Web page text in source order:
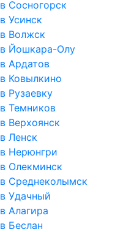
в Сосногорск
в Усинск
в Волжск
в Йошкара-Олу
в Ардатов
в Ковылкино
в Рузаевку
в Темников
в Верхоянск
в Ленск
в Нерюнгри
в Олекминск
в Среднеколымск
в Удачный
в Алагира
в Беслан